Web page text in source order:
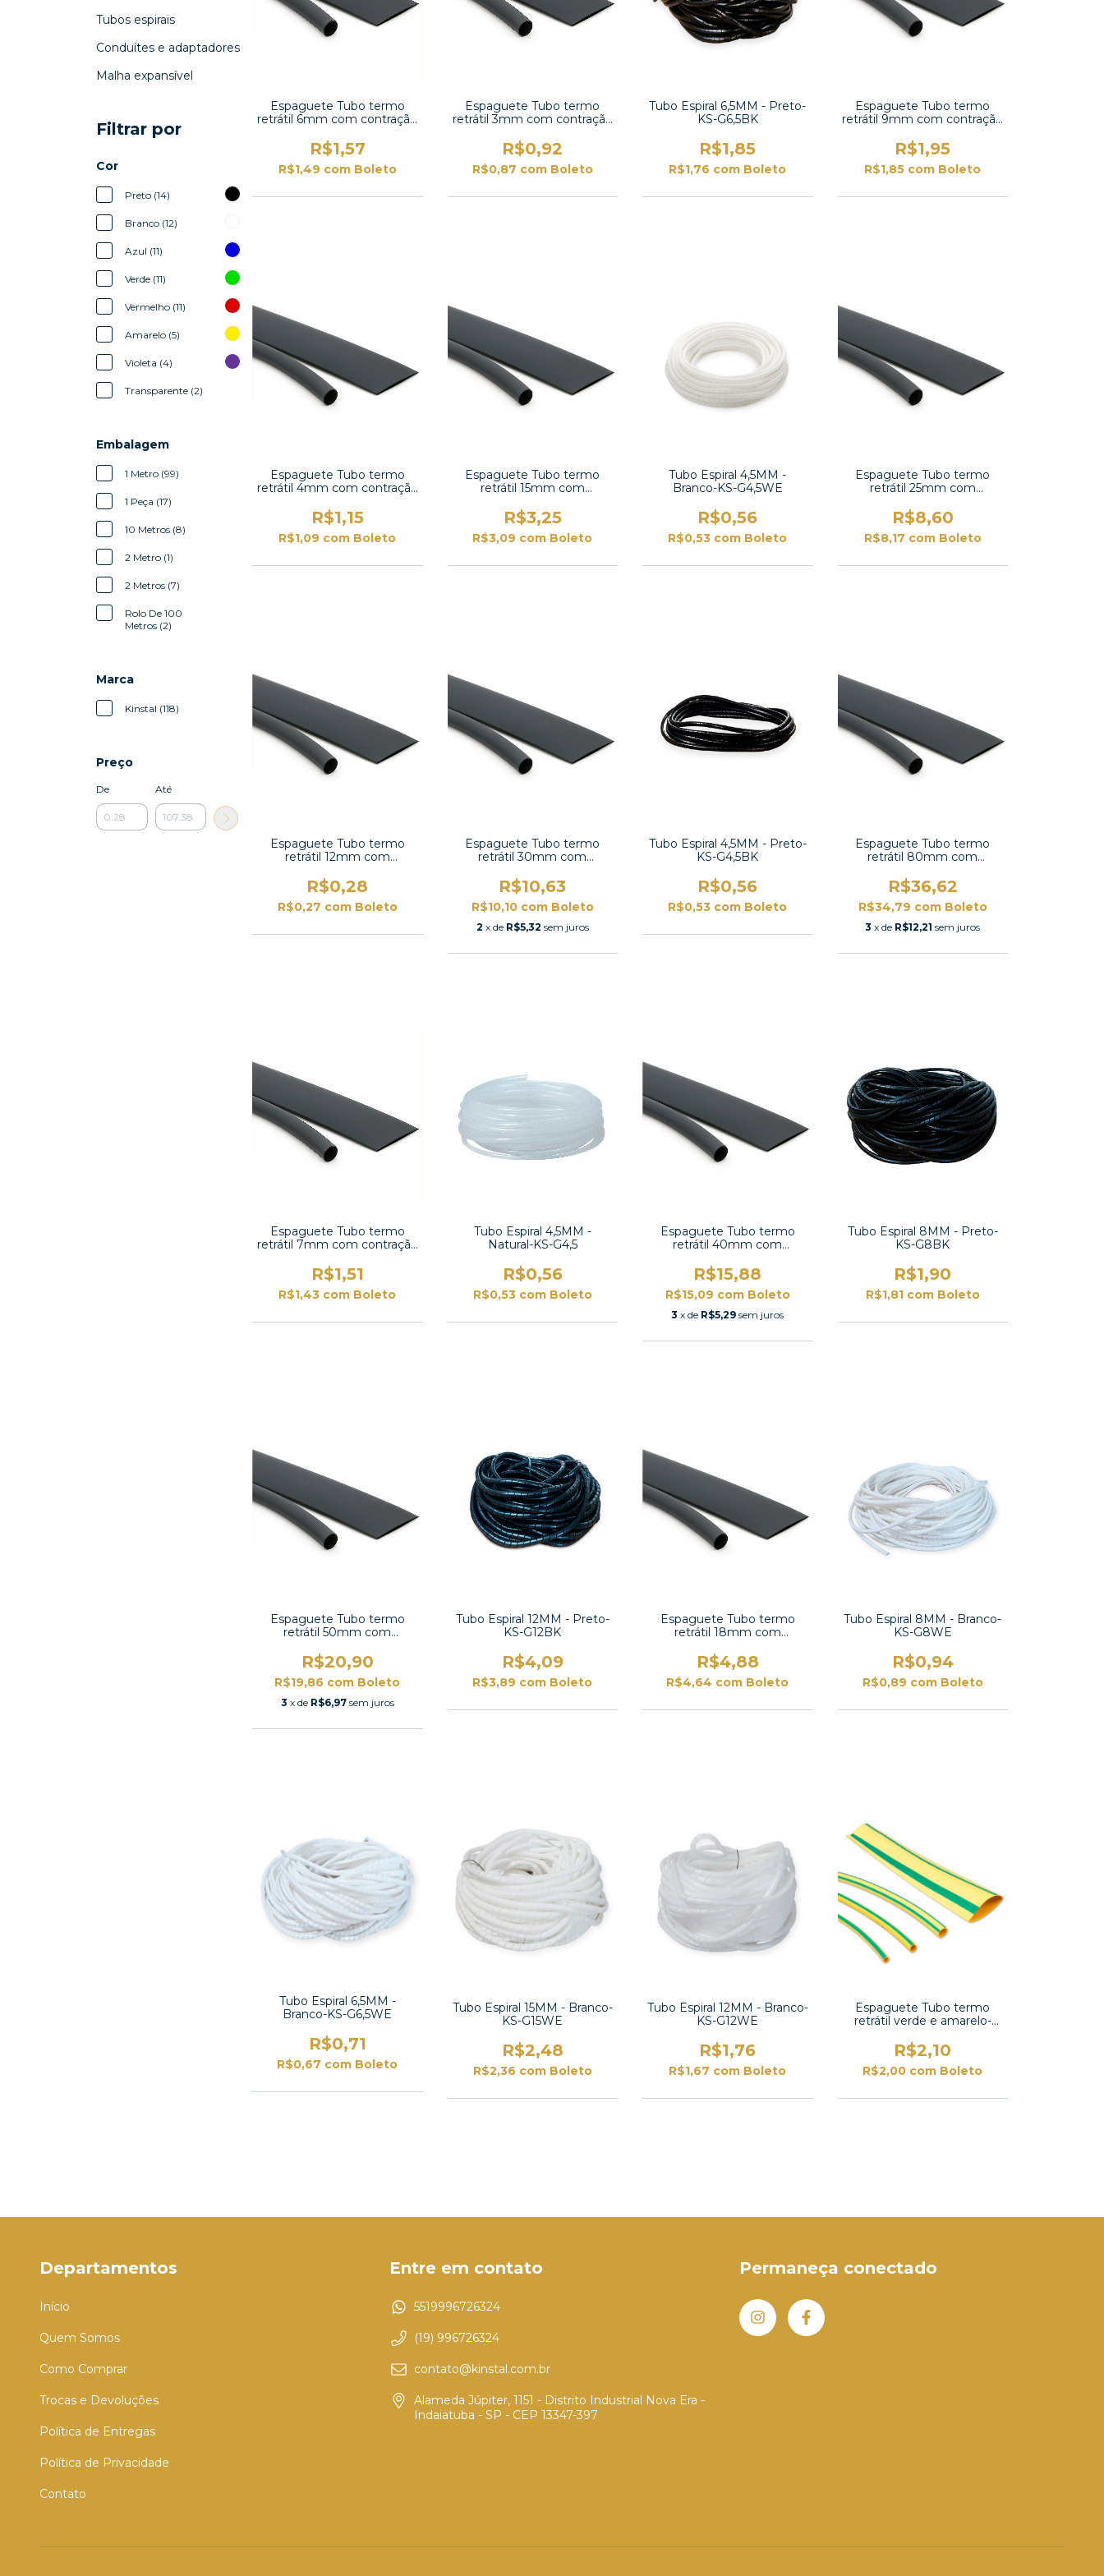
Tubos espirais
Conduítes e adaptadores
Malha expansível
Filtrar por
Cor
Preto (14)
Branco (12)
Azul (11)
Verde (11)
Vermelho (11)
Amarelo (5)
Violeta (4)
Transparente (2)
Embalagem
1 Metro (99)
1 Peça (17)
10 Metros (8)
2 Metro (1)
2 Metros (7)
Rolo De 100
Metros (2)
Marca
Kinstal (118)
Preço
De Até
Espaguete Tubo termo
retrátil 6mm com contração
R$1,57
R$1,49 com Boleto
Espaguete Tubo termo
retrátil 3mm com contração
R$0,92
R$0,87 com Boleto
Tubo Espiral 6,5MM - Preto-
KS-G6,5BK
R$1,85
R$1,76 com Boleto
Espaguete Tubo termo
retrátil 9mm com contração
R$1,95
R$1,85 com Boleto
Espaguete Tubo termo
retrátil 4mm com contração
R$1,15
R$1,09 com Boleto
Espaguete Tubo termo
retrátil 15mm com
R$3,25
R$3,09 com Boleto
Tubo Espiral 4,5MM -
Branco-KS-G4,5WE
R$0,56
R$0,53 com Boleto
Espaguete Tubo termo
retrátil 25mm com
R$8,60
R$8,17 com Boleto
Espaguete Tubo termo
retrátil 12mm com
R$0,28
R$0,27 com Boleto
Espaguete Tubo termo
retrátil 30mm com
R$10,63
R$10,10 com Boleto
2 x de R$5,32 sem juros
Tubo Espiral 4,5MM - Preto-
KS-G4,5BK
R$0,56
R$0,53 com Boleto
Espaguete Tubo termo
retrátil 80mm com
R$36,62
R$34,79 com Boleto
3 x de R$12,21 sem juros
Espaguete Tubo termo
retrátil 7mm com contração
R$1,51
R$1,43 com Boleto
Tubo Espiral 4,5MM -
Natural-KS-G4,5
R$0,56
R$0,53 com Boleto
Espaguete Tubo termo
retrátil 40mm com
R$15,88
R$15,09 com Boleto
3 x de R$5,29 sem juros
Tubo Espiral 8MM - Preto-
KS-G8BK
R$1,90
R$1,81 com Boleto
Espaguete Tubo termo
retrátil 50mm com
R$20,90
R$19,86 com Boleto
3 x de R$6,97 sem juros
Tubo Espiral 12MM - Preto-
KS-G12BK
R$4,09
R$3,89 com Boleto
Espaguete Tubo termo
retrátil 18mm com
R$4,88
R$4,64 com Boleto
Tubo Espiral 8MM - Branco-
KS-G8WE
R$0,94
R$0,89 com Boleto
Tubo Espiral 6,5MM -
Branco-KS-G6,5WE
R$0,71
R$0,67 com Boleto
Tubo Espiral 15MM - Branco-
KS-G15WE
R$2,48
R$2,36 com Boleto
Tubo Espiral 12MM - Branco-
KS-G12WE
R$1,76
R$1,67 com Boleto
Espaguete Tubo termo
retrátil verde e amarelo-
R$2,10
R$2,00 com Boleto
Departamentos
Início
Quem Somos
Como Comprar
Trocas e Devoluções
Política de Entregas
Política de Privacidade
Contato
Entre em contato
5519996726324
(19) 996726324
contato@kinstal.com.br
Alameda Júpiter, 1151 - Distrito Industrial Nova Era -
Indaiatuba - SP - CEP 13347-397
Permaneça conectado